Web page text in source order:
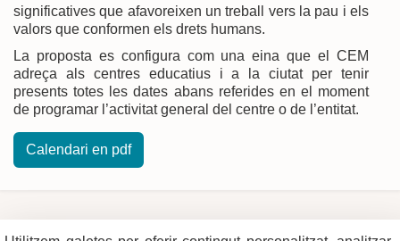
significatives que afavoreixen un treball vers la pau i els
valors que conformen els drets humans.
La proposta es configura com una eina que el CEM
adreça als centres educatius i a la ciutat per tenir
presents totes les dates abans referides en el moment
de programar l’activitat general del centre o de l’entitat.
Calendari en pdf